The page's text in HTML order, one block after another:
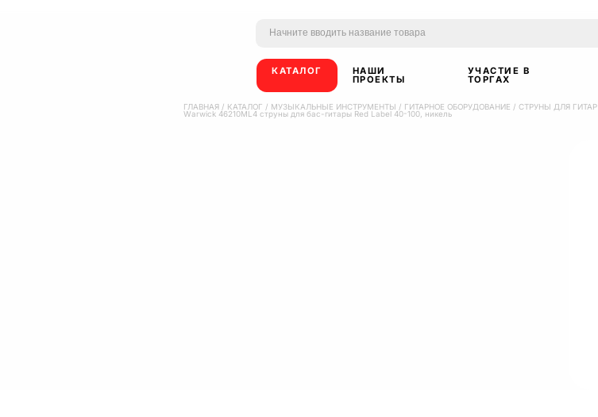
КАТАЛОГ НАШИ
ПРОЕКТЫ
УЧАСТИЕ В
ТОРГАХ
ГЛАВНАЯ / КАТАЛОГ / МУЗЫКАЛЬНЫЕ ИНСТРУМЕНТЫ / ГИТАРНОЕ ОБОРУДОВАНИЕ / СТРУНЫ ДЛЯ ГИТАР
Warwick 46210ML4 струны для бас-гитары Red Label 40-100, никель